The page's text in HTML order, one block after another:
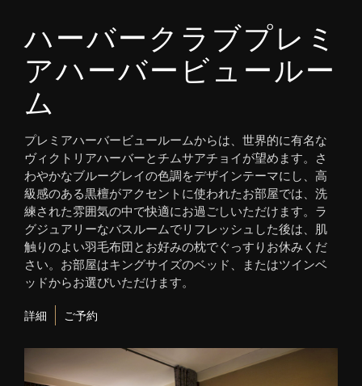
ハーバークラブプレミ
アハーバービュールー
ム
プレミアハーバービュールームからは、世界的に有名な
ヴィクトリアハーバーとチムサアチョイが望めます。さ
わやかなブルーグレイの色調をデザインテーマにし、高
級感のある黒檀がアクセントに使われたお部屋では、洗
練された雰囲気の中で快適にお過ごしいただけます。ラ
グジュアリーなバスルームでリフレッシュした後は、肌
触りのよい羽毛布団とお好みの枕でぐっすりお休みくだ
さい。お部屋はキングサイズのベッド、またはツインベ
ッドからお選びいただけます。
詳細 ご予約